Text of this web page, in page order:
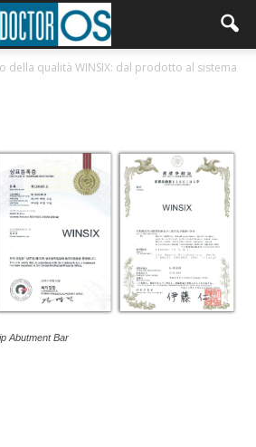
della qualità WINSIX: dal prodotto al sistema
Abutment Bar